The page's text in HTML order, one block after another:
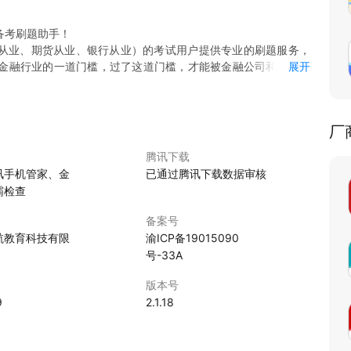
刷题助手！
、期货从业、银行从业）的考试用户提供专业的刷题服务，
融行业的一道门槛，过了这道门槛，才能被金融公司和金融机
随时翻看。
。
APP软件，集智能辅导、章节解析、模拟试卷和实时考讯于
财经、医卫、外语、职业资格、计算机、金融、公务员培训
、详细解析、备考指南等内容，是您学习备考的好帮手，题
展开
手机管家、金
检查
腾讯下载
已通过腾讯下载数据审核
教育科技有限
备案号
渝ICP备19015090
号-33A
版本号
2.1.18
厂